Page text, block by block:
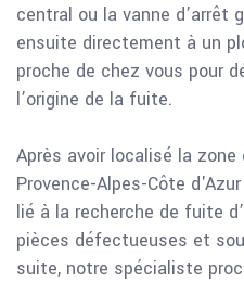
central ou la vanne d’arrêt
ensuite directement à un
proche de chez vous pour
l’origine de la fuite.
Après avoir localisé la
Provence-Alpes-Côte
lié à la recherche de fuite
pièces défectueuses et
suite, notre spécialiste